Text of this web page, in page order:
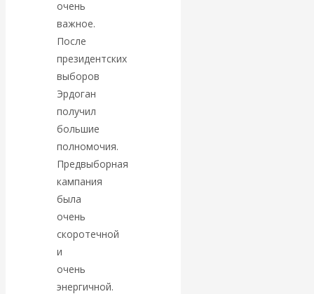
Валентин
КАтасонов.
Парадоксы
денежной
системы России.
Комментарий к
последним
данным
Центробанка о
очень
важное.
После
президентских
выборов
Эрдоган
получил
большие
полномочия.
Предвыборная
кампания
была
очень
скоротечной
и
очень
энергичной.